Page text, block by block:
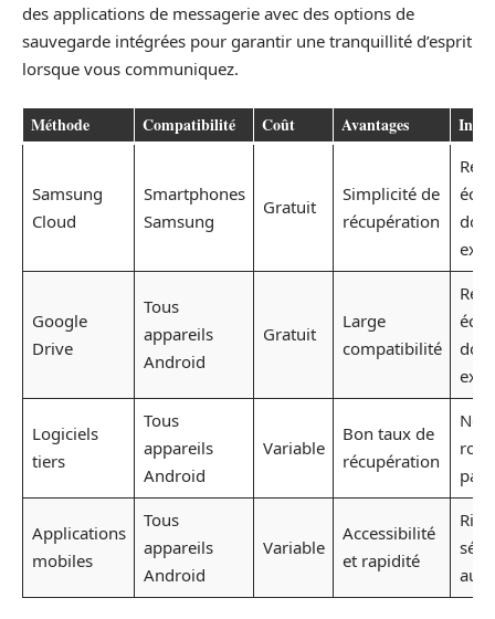
des applications de messagerie avec des options de
sauvegarde intégrées pour garantir une tranquillité d’esprit
lorsque vous communiquez.
Méthode Compatibilité Coût Avantages
Samsung
Cloud
Smartphones
Samsung
Gratuit
Simplicité de
récupération
Google
Drive
Tous
appareils
Android
Gratuit
Large
compatibilité
Logiciels
tiers
Tous
appareils
Android
Variable
Bon taux de
récupération
Applications
mobiles
Tous
appareils
Android
Variable
Accessibilité
et rapidité
au